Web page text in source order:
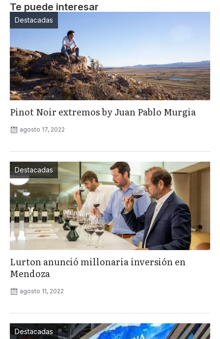
Te puede interesar
Destacadas
Pinot Noir extremos by Juan Pablo Murgia
agosto 17, 2022
Destacadas
Lurton anunció millonaria inversión en
Mendoza
agosto 11, 2022
Destacadas